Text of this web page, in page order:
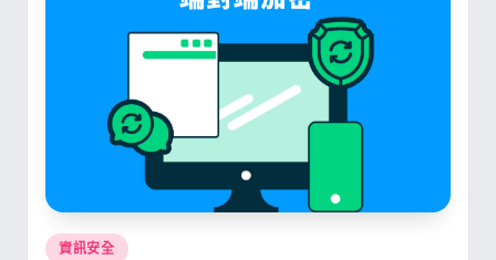
Posted
資訊安全